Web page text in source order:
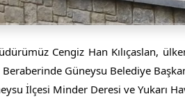
Cengiz Han Kılıçaslan,
Güneysu Belediye
İlçesi Minder Deresi ve Yukarı